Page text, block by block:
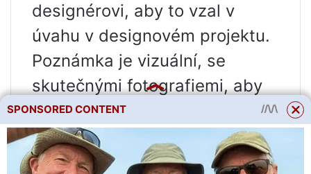
designérovi, aby to vzal v
úvahu v designovém projektu.
Poznámka je vizuální, se
skutečnými fotografiemi, aby
každý pochopil.
Získejte důležité informace o
tom, co dělat a co nedělat
SPONSORED CONTENT